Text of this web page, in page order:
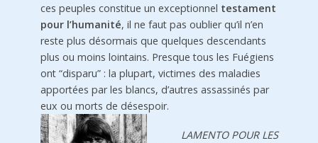
ces peuples constitue un exceptionnel testa­ment
pour l’humanité, il ne faut pas oublier qu’il n’en
reste plus désormais que quelques descendants
plus ou moins lointains. Presque tous les Fuégiens
ont “disparu” : la plupart, victimes des maladies
apportées par les blancs, d’autres assassinés par
eux ou morts de désespoir.
LAMENTO POUR LES